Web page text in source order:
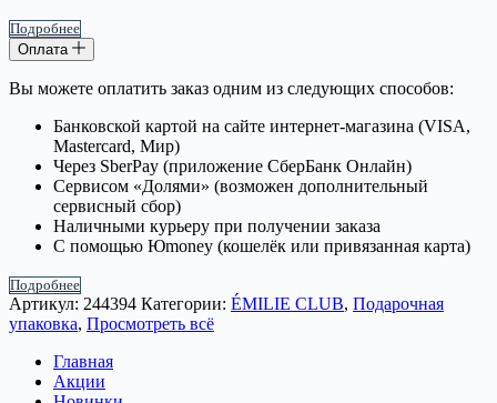
Подробнее
Оплата
Вы можете оплатить заказ одним из следующих способов:
Банковской картой на сайте интернет-магазина (VISA,
Mastercard, Мир)
Через SberPay (приложение СберБанк Онлайн)
Сервисом «Долями» (возможен дополнительный
сервисный сбор)
Наличными курьеру при получении заказа
С помощью Юmoney (кошелёк или привязанная карта)
Подробнее
Артикул: 244394 Категории: ÉMILIE CLUB, Подарочная
упаковка, Просмотреть всё
Главная
Акции